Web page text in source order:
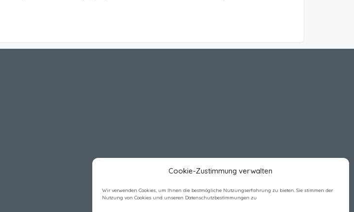
Cookie-Zustimmung verwalten
Wir verwenden Cookies, um Ihnen die bestmögliche Nutzungserfahrung zu bieten. Sie stimmen der
Nutzung von Cookies und unseren Datenschutzbestimmungen zu